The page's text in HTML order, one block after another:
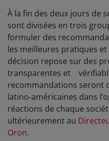
À la fin des deux jours de
sont divisées en trois
formuler des
les meilleures pratiques
décision repose sur des
transparentes et
recommandations seront
latino-américaines dans
réactions de chaque
ultérieurement au
Oron.